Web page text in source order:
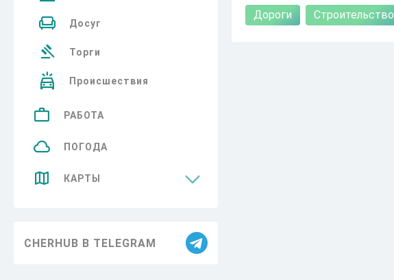
Досуг
Торги
Происшествия
РАБОТА
ПОГОДА
КАРТЫ
CHERHUB В TELEGRAM
Дороги Строительство